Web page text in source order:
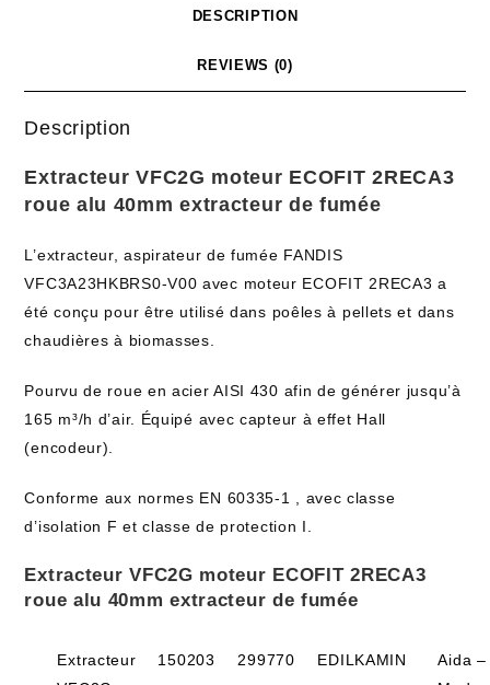
DESCRIPTION
REVIEWS (0)
Description
Extracteur VFC2G moteur ECOFIT 2RECA3
roue alu 40mm extracteur de fumée
L’extracteur, aspirateur de fumée FANDIS
VFC3A23HKBRS0-V00 avec moteur ECOFIT 2RECA3 a
été conçu pour être utilisé dans poêles à pellets et dans
chaudières à biomasses.
Pourvu de roue en acier AISI 430 afin de générer jusqu’à
165 m³/h d’air. Équipé avec capteur à effet Hall
(encodeur).
Conforme aux normes EN 60335-1 , avec classe
d’isolation F et classe de protection I.
Extracteur VFC2G moteur ECOFIT 2RECA3
roue alu 40mm extracteur de fumée
Extracteur
150203 299770 EDILKAMIN
Aida –